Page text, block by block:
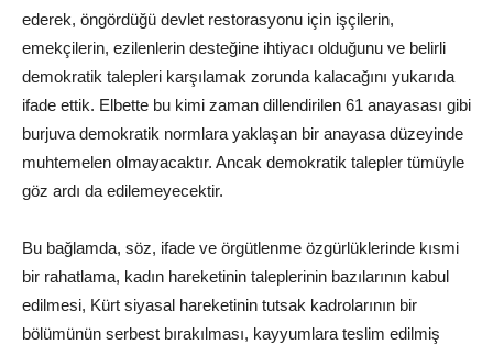
ederek, öngördüğü devlet restorasyonu için işçilerin,
emekçilerin, ezilenlerin desteğine ihtiyacı olduğunu ve belirli
demokratik talepleri karşılamak zorunda kalacağını yukarıda
ifade ettik. Elbette bu kimi zaman dillendirilen 61 anayasası gibi
burjuva demokratik normlara yaklaşan bir anayasa düzeyinde
muhtemelen olmayacaktır. Ancak demokratik talepler tümüyle
göz ardı da edilemeyecektir.
Bu bağlamda, söz, ifade ve örgütlenme özgürlüklerinde kısmi
bir rahatlama, kadın hareketinin taleplerinin bazılarının kabul
edilmesi, Kürt siyasal hareketinin tutsak kadrolarının bir
bölümünün serbest bırakılması, kayyumlara teslim edilmiş